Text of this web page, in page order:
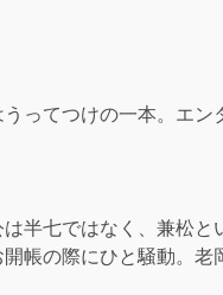
ってつけの一本。エ
半七ではなく、兼松と
帳の際にひと騒動。老